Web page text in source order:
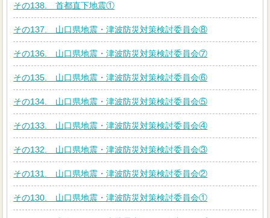
その138. 首都直下地震①
その137. 山口県地震・津波防災対策検討委員会⑧
その136. 山口県地震・津波防災対策検討委員会⑦
その135. 山口県地震・津波防災対策検討委員会⑥
その134. 山口県地震・津波防災対策検討委員会⑤
その133. 山口県地震・津波防災対策検討委員会④
その132. 山口県地震・津波防災対策検討委員会③
その131. 山口県地震・津波防災対策検討委員会②
その130. 山口県地震・津波防災対策検討委員会①